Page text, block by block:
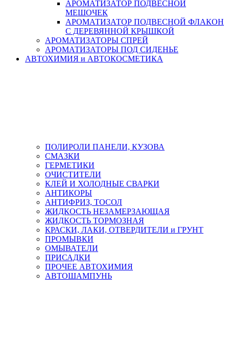
АРОМАТИЗАТОР ПОДВЕСНОЙ
МЕШОЧЕК
АРОМАТИЗАТОР ПОДВЕСНОЙ ФЛАКОН
С ДЕРЕВЯННОЙ КРЫШКОЙ
АРОМАТИЗАТОРЫ СПРЕЙ
АРОМАТИЗАТОРЫ ПОД СИДЕНЬЕ
АВТОХИМИЯ и АВТОКОСМЕТИКА
ПОЛИРОЛИ ПАНЕЛИ, КУЗОВА
СМАЗКИ
ГЕРМЕТИКИ
ОЧИСТИТЕЛИ
КЛЕЙ И ХОЛОДНЫЕ СВАРКИ
АНТИКОРЫ
АНТИФРИЗ, ТОСОЛ
ЖИДКОСТЬ НЕЗАМЕРЗАЮЩАЯ
ЖИДКОСТЬ ТОРМОЗНАЯ
КРАСКИ, ЛАКИ, ОТВЕРДИТЕЛИ и ГРУНТ
ПРОМЫВКИ
ОМЫВАТЕЛИ
ПРИСАДКИ
ПРОЧЕЕ АВТОХИМИЯ
АВТОШАМПУНЬ